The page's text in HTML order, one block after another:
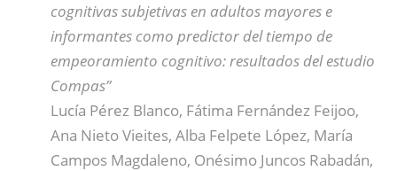
cognitivas subjetivas en adultos mayores e
informantes como predictor del tiempo de
empeoramiento cognitivo: resultados del estudio
Compas”
Lucía Pérez Blanco, Fátima Fernández Feijoo,
Ana Nieto Vieites, Alba Felpete López, María
Campos Magdaleno, Onésimo Juncos Rabadán,